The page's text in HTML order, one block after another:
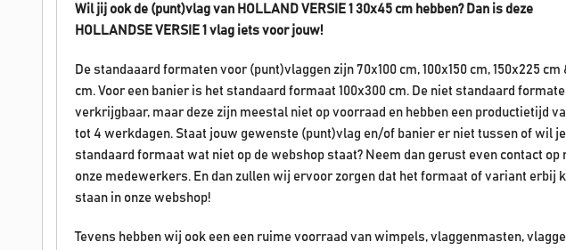
Wil jij ook de (punt)vlag van HOLLAND VERSIE 1 30x45 cm hebben? Dan is deze
HOLLANDSE VERSIE 1 vlag iets voor jouw!
De standaaard formaten voor (punt)vlaggen zijn 70x100 cm, 100x150 cm, 150x225 cm
cm. Voor een banier is het standaard formaat 100x300 cm. De niet standaard
verkrijgbaar, maar deze zijn meestal niet op voorraad en hebben een productietijd
tot 4 werkdagen. Staat jouw gewenste (punt)vlag en/of banier er niet tussen of wil
standaard formaat wat niet op de webshop staat? Neem dan gerust even contact op
onze medewerkers. En dan zullen wij ervoor zorgen dat het formaat of variant erbij
staan in onze webshop!
Tevens hebben wij ook een een ruime voorraad van wimpels, vlaggenmasten,